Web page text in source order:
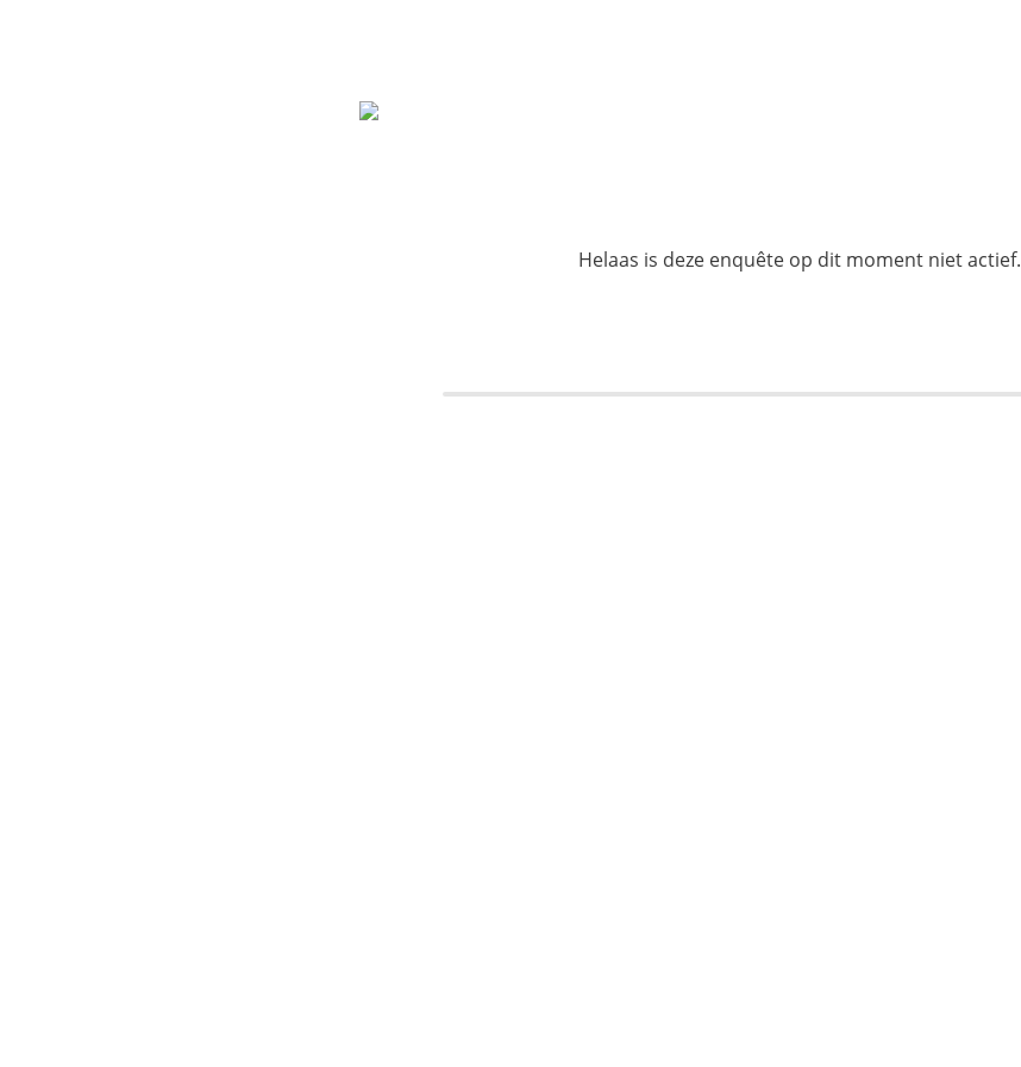
Helaas is deze enquête op dit moment niet actief.